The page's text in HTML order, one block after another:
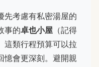
先考慮有私密湯屋的
事的卓也小屋 （記得
這類行程預算可以拉
憶會更深刻。避開親